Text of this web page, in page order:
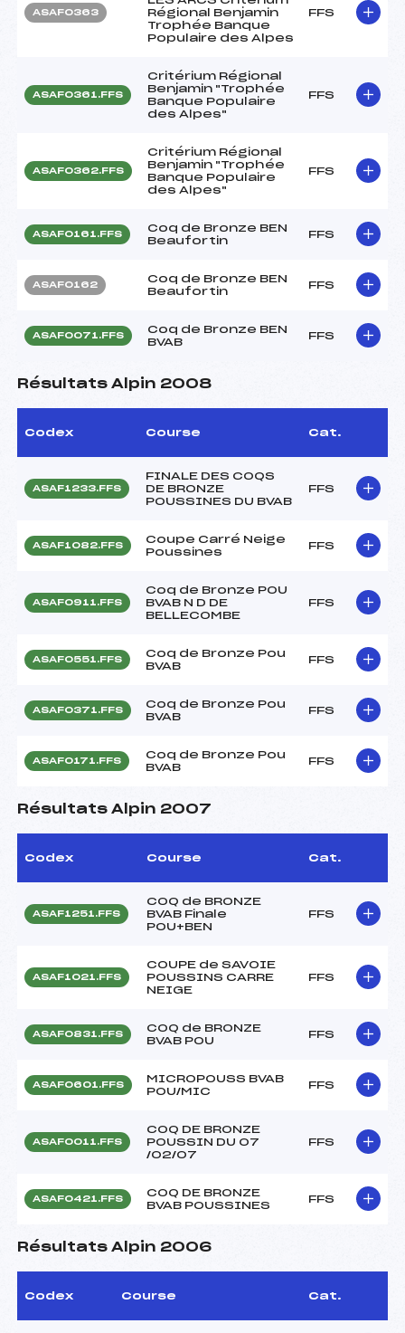
ASAF0363
Régional Benjamin
Trophée Banque
Populaire des Alpes
FFS
ASAF0361.FFS
Critérium Régional
Benjamin "Trophée
Banque Populaire
des Alpes"
FFS
ASAF0362.FFS
Critérium Régional
Benjamin "Trophée
Banque Populaire
des Alpes"
FFS
ASAF0161.FFS
Coq de Bronze BEN
Beaufortin
FFS
ASAF0162
Coq de Bronze BEN
Beaufortin
FFS
ASAF0071.FFS
Coq de Bronze BEN
BVAB
FFS
Résultats Alpin 2008
Codex Course Cat.
ASAF1233.FFS
FINALE DES COQS
DE BRONZE
POUSSINES DU BVAB
FFS
ASAF1082.FFS
Coupe Carré Neige
Poussines
FFS
ASAF0911.FFS
Coq de Bronze POU
BVAB N D DE
BELLECOMBE
FFS
ASAF0551.FFS
Coq de Bronze Pou
BVAB
FFS
ASAF0371.FFS
Coq de Bronze Pou
BVAB
FFS
ASAF0171.FFS
Coq de Bronze Pou
BVAB
FFS
Résultats Alpin 2007
Codex Course Cat.
ASAF1251.FFS
COQ de BRONZE
BVAB Finale
POU+BEN
FFS
ASAF1021.FFS
COUPE de SAVOIE
POUSSINS CARRE
NEIGE
FFS
ASAF0831.FFS
COQ de BRONZE
BVAB POU
FFS
ASAF0601.FFS
MICROPOUSS BVAB
POU/MIC
FFS
ASAF0011.FFS
COQ DE BRONZE
POUSSIN DU 07
/02/07
FFS
ASAF0421.FFS
COQ DE BRONZE
BVAB POUSSINES
FFS
Résultats Alpin 2006
Codex Course Cat.